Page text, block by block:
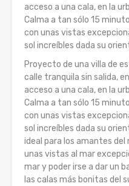
acceso a una cala, en la
Calma a tan sólo 15
con unas vistas
sol increíbles dada su
Proyecto de una villa de
calle tranquila sin salida,
acceso a una cala, en la
Calma a tan sólo 15
con unas vistas
sol increíbles dada su
ideal para los amantes
unas vistas al mar
mar y poder irse a dar un
las calas más bonitas del